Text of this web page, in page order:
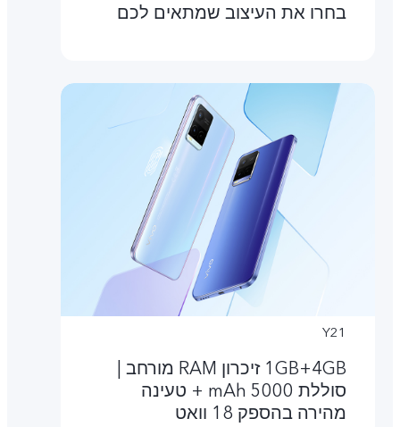
בחרו את העיצוב שמתאים לכם
Y21
4GB‏+1GB זיכרון RAM מורחב |
סוללת 5000 mAh + טעינה
מהירה בהספק 18 וואט